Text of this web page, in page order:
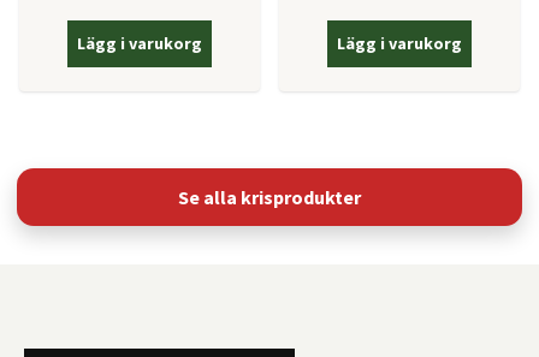
Lägg i varukorg Lägg i varukorg
Se alla krisprodukter